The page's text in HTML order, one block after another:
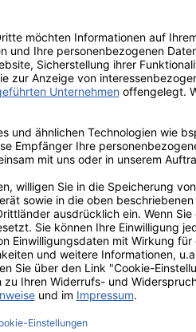
- freie Sicht › Neutralisiert
Zuhause oder fürs Büro ›
› Parfümflüssigkeit in
in einem Riesenauswahl, ›